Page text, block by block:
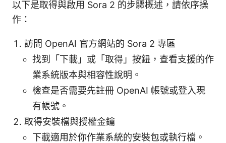
以下是取得與啟用 Sora 2 的步驟概述，請依序操
作：
訪問 OpenAI 官方網站的 Sora 2 專區
找到「下載」或「取得」按鈕，查看支援的作
業系統版本與相容性說明。
檢查是否需要先註冊 OpenAI 帳號或登入現
有帳號。
取得安裝檔與授權金鑰
下載適用於你作業系統的安裝包或執行檔。